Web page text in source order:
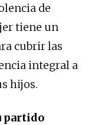
de
tiene un
cubrir las
integral a
hijos.
partido